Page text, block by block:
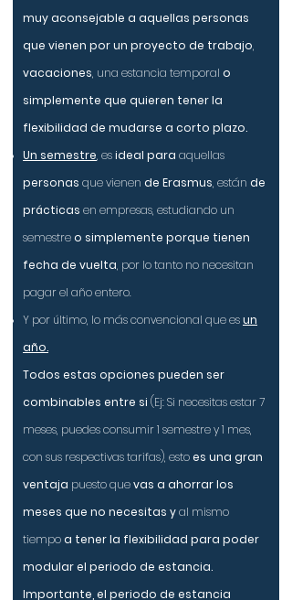
muy aconsejable a aquellas personas
que vienen por un proyecto de trabajo,
vacaciones, una estancia temporal o
simplemente que quieren tener la
flexibilidad de mudarse a corto plazo.
Un semestre, esideal para aquellas
personas que vienen de Erasmus, están de
prácticas en empresas, estudiando un
semestreo simplemente porque tienen
fecha de vuelta, por lo tanto no necesitan
pagar el año entero.
Y por último, lo más convencional que esun
año.
Todos estas opciones pueden ser
combinables entre si (Ej: Si necesitas estar 7
meses, puedes consumir 1 semestre y 1 mes,
con sus respectivas tarifas), estoes una gran
ventaja puesto quevas a ahorrar los
meses que no necesitas yal mismo
tiempoa tener la flexibilidad para poder
modular el periodo de estancia.
Importante, el periodo de estancia